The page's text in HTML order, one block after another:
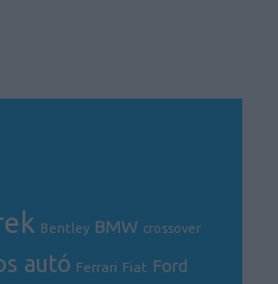
Bentley BMW crossover
autó Ferrari Fiat Ford